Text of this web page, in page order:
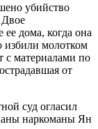
убийство
дома, когда она
избили молотком
с материалами по
от
суд огласил
наркоманы Ян